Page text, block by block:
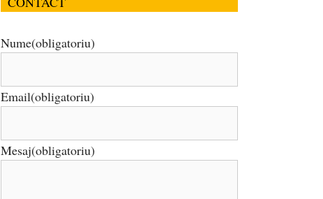
Nume(obligatoriu)
Email(obligatoriu)
Mesaj(obligatoriu)